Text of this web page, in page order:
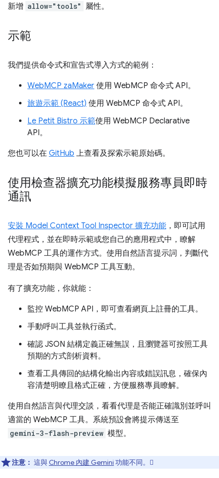
新增 allow="tools" 屬性。
示範
我們提供命令式和宣告式導入方式的範例：
WebMCP zaMaker 使用 WebMCP 命令式 API。
旅遊示範 (React) 使用 WebMCP 命令式 API。
Le Petit Bistro 示範使用 WebMCP Declarative
API。
您也可以在 GitHub 上查看及探索示範原始碼。
使用檢查器擴充功能模擬服務專員即時
通訊
安裝 Model Context Tool Inspector 擴充功能 ，即可試用
代理程式，並在即時示範或您自己的應用程式中，瞭解
WebMCP 工具的運作方式。使用自然語言提示詞，判斷代
理是否如預期與 WebMCP 工具互動。
有了擴充功能，你就能：
監控 WebMCP API，即可查看網頁上註冊的工具。
手動呼叫工具並執行函式。
確認 JSON 結構定義正確無誤，且瀏覽器可按照工具
預期的方式剖析資料。
查看工具傳回的結構化輸出內容或錯誤訊息，確保內
容清楚明瞭且格式正確，方便服務專員瞭解。
使用自然語言與代理交談，看看代理是否能正確識別並呼叫
適當的 WebMCP 工具。系統預設會將提示傳送至
gemini-3-flash-preview 模型。
注意： 這與 Chrome 內建 Gemini 功能不同。